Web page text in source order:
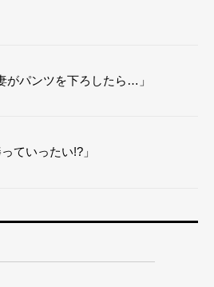
がパンツを下ろしたら…」
ていったい!?」